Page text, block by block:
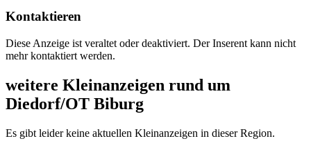
Kontaktieren
Diese Anzeige ist veraltet oder deaktiviert. Der Inserent kann nicht
mehr kontaktiert werden.
weitere Kleinanzeigen rund um
Diedorf/OT Biburg
Es gibt leider keine aktuellen Kleinanzeigen in dieser Region.